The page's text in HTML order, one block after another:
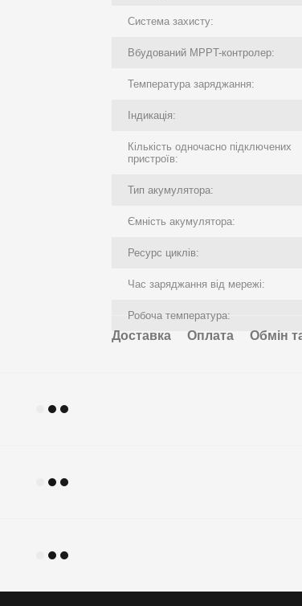
Система захисту:
Вбудований MPPT-контролер:
Температура заряджання:
Індикація:
Кількість одночасно підключених
пристроїв:
Тип акумулятора:
Ємність акумулятора:
Ресурс циклів:
Час заряджання від мережі:
Робоча температура:
Доставка Оплата Обмін